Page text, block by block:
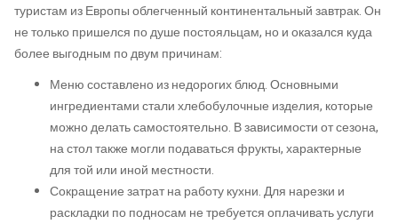
туристам из Европы облегченный континентальный завтрак. Он
не только пришелся по душе постояльцам, но и оказался куда
более выгодным по двум причинам:
Меню составлено из недорогих блюд. Основными
ингредиентами стали хлебобулочные изделия, которые
можно делать самостоятельно. В зависимости от сезона,
на стол также могли подаваться фрукты, характерные
для той или иной местности.
Сокращение затрат на работу кухни. Для нарезки и
раскладки по подносам не требуется оплачивать услуги